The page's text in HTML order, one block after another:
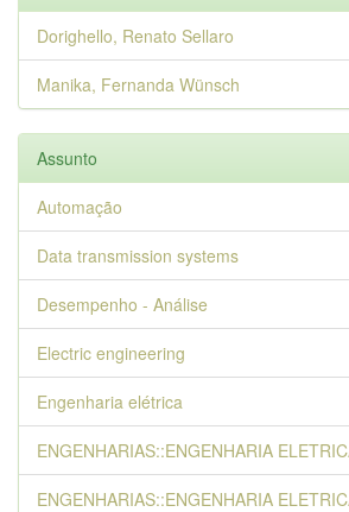
Dorighello, Renato Sellaro
Manika, Fernanda Wünsch
Assunto
Automação
Data transmission systems
Desempenho - Análise
Electric engineering
Engenharia elétrica
ENGENHARIAS::ENGENHARIA
ENGENHARIAS::ENGENHARIA